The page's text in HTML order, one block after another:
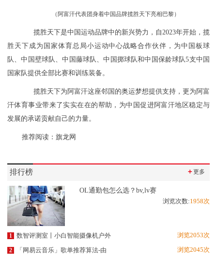
（阿富汗代表团身着中国品牌揽胜天下亮相巴黎）
揽胜天下是中国运动品牌中的新兴势力，自2023年开始，揽
胜天下成为国家体育总局小运动中心战略合作伙伴，为中国板球
队、中国壁球队、中国藤球队、中国掷球队和中国保龄球队5支中国
国家队提供全部比赛和训练装备。
揽胜天下为阿富汗这座邻国的奥运梦想提供支持，更为阿富
汗体育事业带来了实实在在的帮助，为中国促进阿富汗地区稳定与
发展的承诺贡献自己的力量。
推荐阅读： 旗龙网
排行榜 ＋更多
OL通勤包怎么选？bv,lv赛
浏览次数:1958次
1 数智评测室丨小白智能摄像机户外 浏览2053次
2 「网易云音乐」歌单推荐算法-由 浏览2045次